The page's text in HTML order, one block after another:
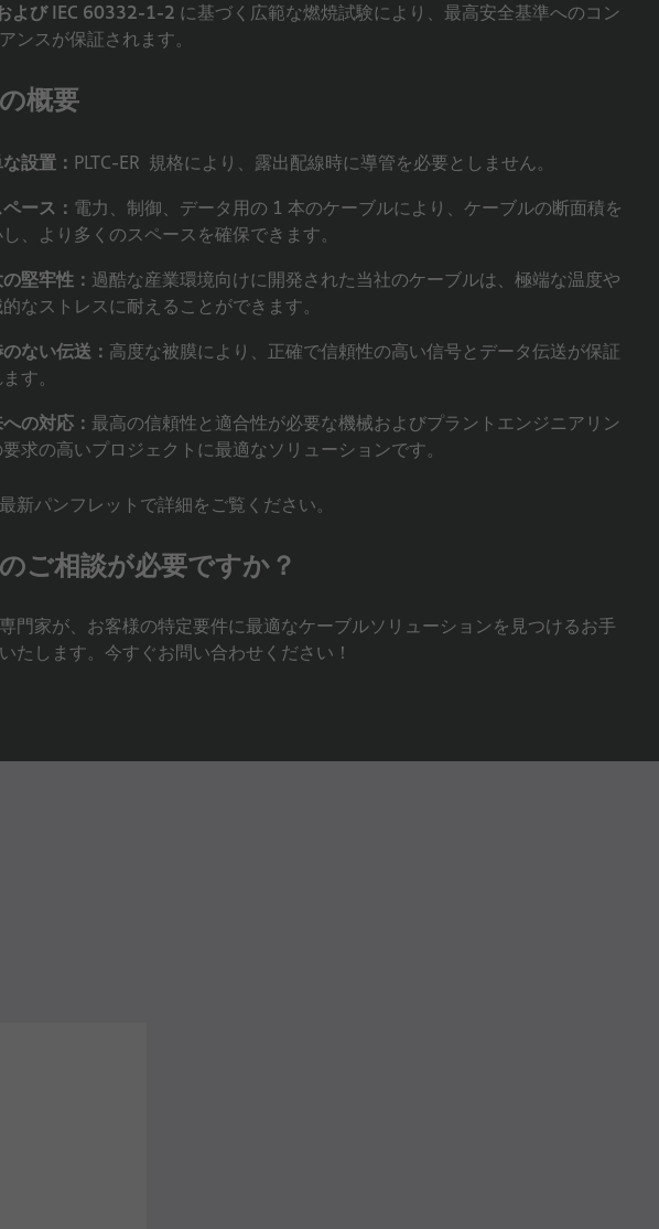
よび IEC 60332-1-2 に基づく広範な燃焼試験により、最高安全基準へのコン
ンスが保証されます。
概要
設置： PLTC-ER 規格により、露出配線時に導管を必要としません。
ース： 電力、制御、データ用の 1 本のケーブルにより、ケーブルの断面積を
、より多くのスペースを確保できます。
堅牢性： 過酷な産業環境向けに開発された当社のケーブルは、極端な温度や
なストレスに耐えることができます。
ない伝送： 高度な被膜により、正確で信頼性の高い信号とデータ伝送が保証
す。
の対応： 最高の信頼性と適合性が必要な機械およびプラントエンジニアリン
要求の高いプロジェクトに最適なソリューションです。
新パンフレットで詳細をご覧ください。
ご相談が必要ですか？
門家が、お客様の特定要件に最適なケーブルソリューションを見つけるお手
たします。今すぐお問い合わせください！